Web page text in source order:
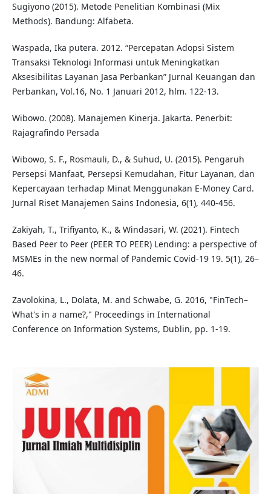
Sugiyono (2015). Metode Penelitian Kombinasi (Mix
Methods). Bandung: Alfabeta.
Waspada, Ika putera. 2012. “Percepatan Adopsi Sistem
Transaksi Teknologi Informasi untuk Meningkatkan
Aksesibilitas Layanan Jasa Perbankan” Jurnal Keuangan dan
Perbankan, Vol.16, No. 1 Januari 2012, hlm. 122-13.
Wibowo. (2008). Manajemen Kinerja. Jakarta. Penerbit:
Rajagrafindo Persada
Wibowo, S. F., Rosmauli, D., & Suhud, U. (2015). Pengaruh
Persepsi Manfaat, Persepsi Kemudahan, Fitur Layanan, dan
Kepercayaan terhadap Minat Menggunakan E-Money Card.
Jurnal Riset Manajemen Sains Indonesia, 6(1), 440-456.
Zakiyah, T., Trifiyanto, K., & Windasari, W. (2021). Fintech
Based Peer to Peer (PEER TO PEER) Lending: a perspective of
MSMEs in the new normal of Pandemic Covid-19 19. 5(1), 26–
46.
Zavolokina, L., Dolata, M. and Schwabe, G. 2016, "FinTech–
What's in a name?," Proceedings in International
Conference on Information Systems, Dublin, pp. 1-19.